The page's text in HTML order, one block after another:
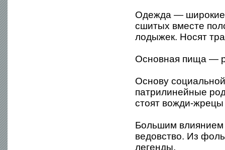
Одежда — широкие
сшитых вместе
лодыжек. Носят
Основная пища —
Основу
патрилинейные
стоят вожди-жрецы
Большим влиянием
ведовство. Из
легенды.